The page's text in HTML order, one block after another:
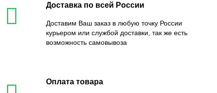
Доставка по всей России
Доставим Ваш заказ в любую точку России
курьером или службой доставки, так же есть
возможность самовывоза
Оплата товара